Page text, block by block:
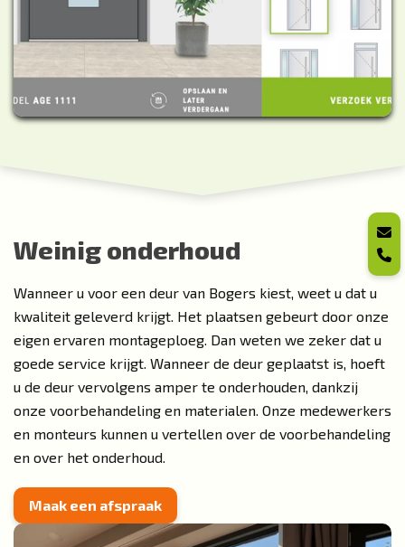
Weinig onderhoud
Wanneer u voor een deur van Bogers kiest, weet u dat u
kwaliteit geleverd krijgt. Het plaatsen gebeurt door onze
eigen ervaren montageploeg. Dan weten we zeker dat u
goede service krijgt. Wanneer de deur geplaatst is, hoeft
u de deur vervolgens amper te onderhouden, dankzij
onze voorbehandeling en materialen. Onze medewerkers
en monteurs kunnen u vertellen over de voorbehandeling
en over het onderhoud.
Maak een afspraak